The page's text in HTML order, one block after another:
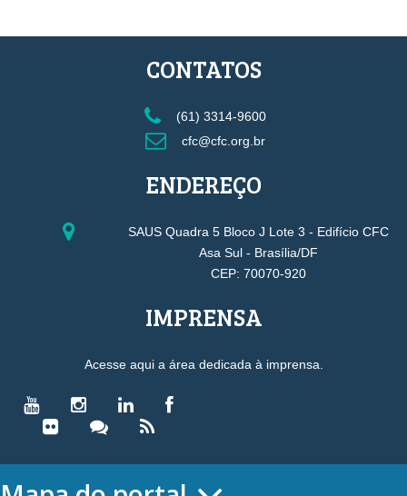
CONTATOS
(61) 3314-9600
cfc@cfc.org.br
ENDEREÇO
SAUS Quadra 5 Bloco J Lote 3 - Edifício CFC
Asa Sul - Brasília/DF
CEP: 70070-920
IMPRENSA
Acesse aqui a área dedicada à imprensa.